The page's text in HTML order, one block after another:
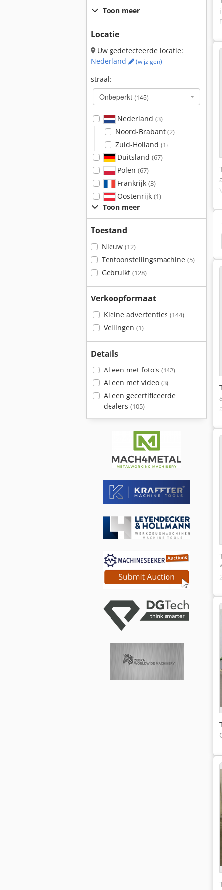
Toon meer
Locatie
Uw gedetecteerde locatie:
Nederland
(wijzigen)
straal:
Onbeperkt (145)
Nederland (3)
Noord-Brabant (2)
Zuid-Holland (1)
Duitsland (67)
Polen (67)
Frankrijk (3)
Oostenrijk (1)
Toon meer
Toestand
Nieuw (12)
Tentoonstellingsmachine (5)
Gebruikt (128)
Verkoopformaat
Kleine advertenties (144)
Veilingen (1)
Details
Alleen met foto's (142)
Alleen met video (3)
Alleen gecertificeerde
dealers (105)
Kemper Champion 3000